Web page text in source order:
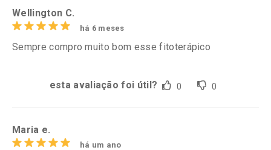
Wellington C.
há 6 meses
Sempre compro muito bom esse fitoterápico
esta avaliação foi útil? 0 0
Maria e.
há um ano